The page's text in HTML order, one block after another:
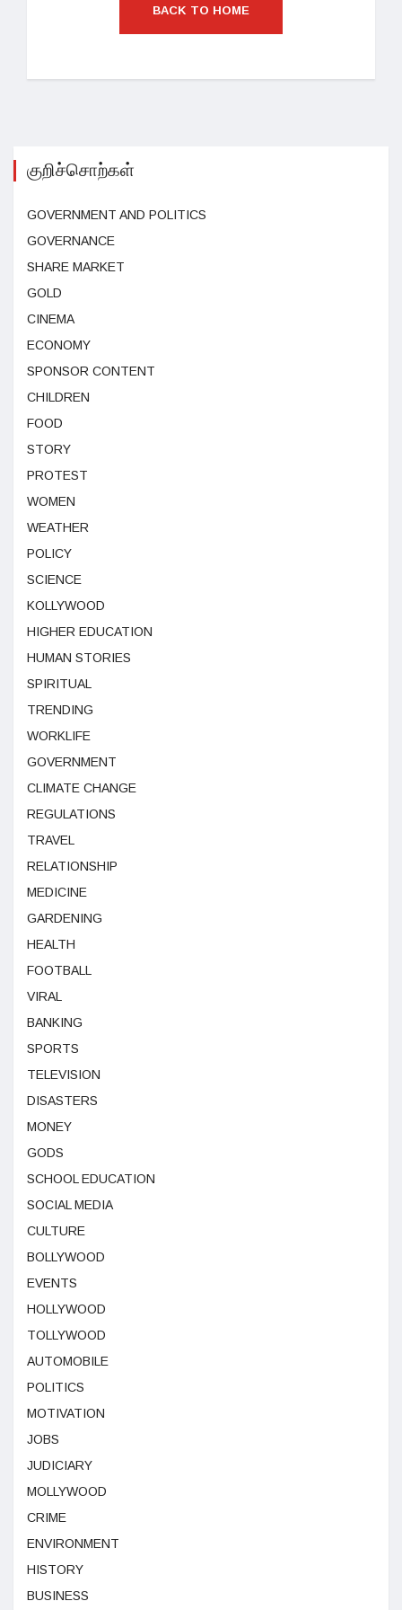
BACK TO HOME
குறிச்சொற்கள்
GOVERNMENT AND POLITICS
GOVERNANCE
SHARE MARKET
GOLD
CINEMA
ECONOMY
SPONSOR CONTENT
CHILDREN
FOOD
STORY
PROTEST
WOMEN
WEATHER
POLICY
SCIENCE
KOLLYWOOD
HIGHER EDUCATION
HUMAN STORIES
SPIRITUAL
TRENDING
WORKLIFE
GOVERNMENT
CLIMATE CHANGE
REGULATIONS
TRAVEL
RELATIONSHIP
MEDICINE
GARDENING
HEALTH
FOOTBALL
VIRAL
BANKING
SPORTS
TELEVISION
DISASTERS
MONEY
GODS
SCHOOL EDUCATION
SOCIAL MEDIA
CULTURE
BOLLYWOOD
EVENTS
HOLLYWOOD
TOLLYWOOD
AUTOMOBILE
POLITICS
MOTIVATION
JOBS
JUDICIARY
MOLLYWOOD
CRIME
ENVIRONMENT
HISTORY
BUSINESS